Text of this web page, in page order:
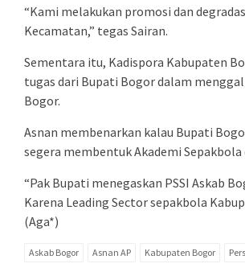
“Kami melakukan promosi dan
Kecamatan,” tegas Sairan.
Sementara itu, Kadispora Kabupaten
tugas dari Bupati Bogor dalam
Bogor.
Asnan membenarkan kalau Bupati
segera membentuk Akademi Sepakbola
“Pak Bupati menegaskan PSSI Askab
Karena Leading Sector sepakbola
(Aga*)
Askab Bogor Asnan AP Kabupaten Bogor